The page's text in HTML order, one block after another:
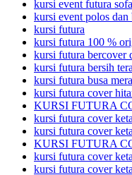
kursi event futura
kursi event polos dan
kursi futura
kursi futura 100 %
kursi futura bercover
kursi futura bersih
kursi futura busa
kursi futura cover
KURSI FUTURA
kursi futura cover
kursi futura cover
KURSI FUTURA
kursi futura cover
kursi futura cover